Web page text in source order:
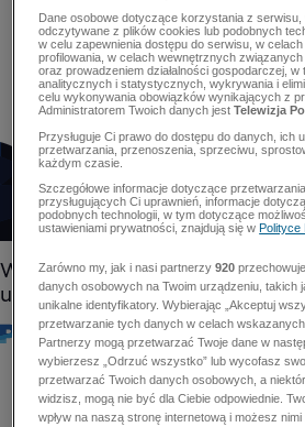
Dane osobowe dotyczące korzystania z
odczytywane z plików cookies lub podobnych
w celu zapewnienia dostępu do serwisu, w
profilowania, w celach wewnętrznych związanych
oraz prowadzeniem działalności gospodarczej, w
analitycznych i statystycznych, wykrywania i
celu wykonywania obowiązków wynikających z
Administratorem Twoich danych jestTelewizja
Przysługuje Ci prawo do dostępu do danych, ich
przetwarzania, przenoszenia, sprzeciwu,
każdym czasie.
Szczegółowe informacje dotyczące
przysługujących Ci uprawnień, informacje
podobnych technologii, w tym dotyczące
ustawieniami prywatności, znajdują się wPolityce
Zarówno my, jak i nasi partnerzy920
danych osobowych na Twoim urządzeniu, takich
unikalne identyfikatory. Wybierając „Akceptuj
przetwarzanie tych danych w celach
Partnerzy mogą przetwarzać Twoje dane w
wybierzesz „Odrzuć wszystko” lub wycofasz
przetwarzać Twoich danych osobowych, a
widzisz, mogą nie być dla Ciebie odpowiednie.
wpływ na naszą stronę internetową i możesz